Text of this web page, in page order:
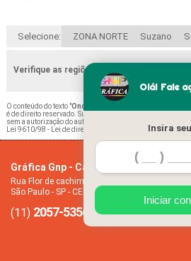
Selecione: ZONA NORTE Suzano
Verifique as regiões que atendemos
O conteúdo do texto "Onde Encontrar Calendário
é de direito reservado. Sua reprodução, parcial ou total,
sem a autorização do autor. Crime de violação de direito
Lei 9610/98 - Lei de direitos autorais
Gráfica Gnp - Cartão de visita
Rua Flor de cachimbo, 274 - Jardim Santana
São Paulo - SP - CEP: 08050-040
(11) 2057-5356 (11)94612-2445
Olá! Fale
Insira
Iniciar